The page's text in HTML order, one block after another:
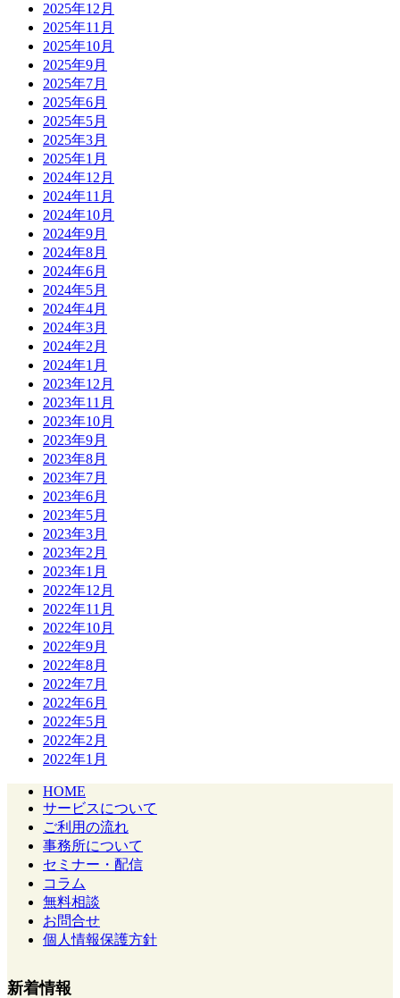
2025年12月
2025年11月
2025年10月
2025年9月
2025年7月
2025年6月
2025年5月
2025年3月
2025年1月
2024年12月
2024年11月
2024年10月
2024年9月
2024年8月
2024年6月
2024年5月
2024年4月
2024年3月
2024年2月
2024年1月
2023年12月
2023年11月
2023年10月
2023年9月
2023年8月
2023年7月
2023年6月
2023年5月
2023年3月
2023年2月
2023年1月
2022年12月
2022年11月
2022年10月
2022年9月
2022年8月
2022年7月
2022年6月
2022年5月
2022年2月
2022年1月
HOME
サービスについて
ご利用の流れ
事務所について
セミナー・配信
コラム
無料相談
お問合せ
個人情報保護方針
新着情報